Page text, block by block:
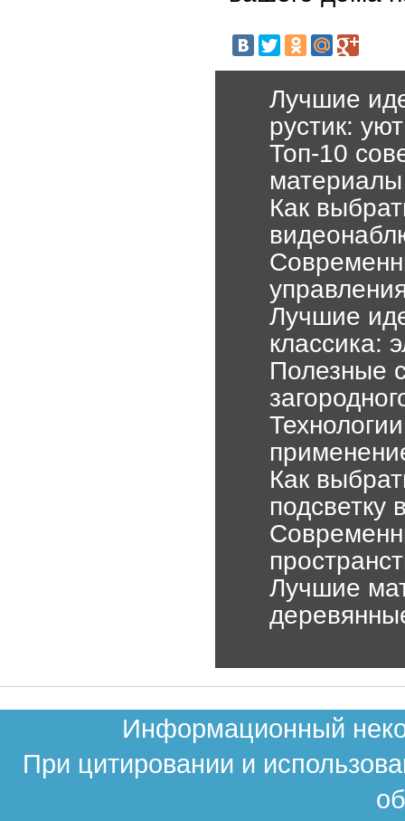
Лучшие
рустик:
Топ-10
Как
Лучшие
классика:
Полезные
Как
подсветку
Лучшие
Информационный
При цитировании и